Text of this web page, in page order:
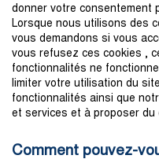
donner votre consentement
Lorsque nous utilisons des
vous demandons si vous
vous refusez ces cookies ,
fonctionnalités ne
limiter votre utilisation du
fonctionnalités ainsi que
et services et à proposer du
Comment pouvez-